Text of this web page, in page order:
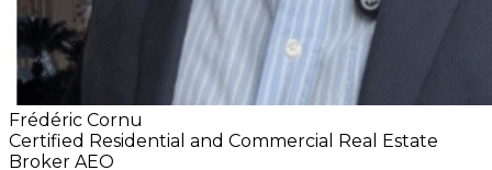
Frédéric Cornu
Certified Residential and Commercial Real Estate
Broker AEO